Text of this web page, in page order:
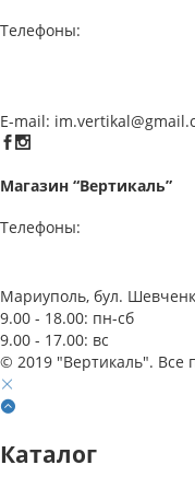
Телефоны:
E-mail:
Магазин “Вертикаль”
Телефоны:
Мариуполь, бул.
9.00 - 18.00: пн-сб
9.00 - 17.00: вс
© 2019 "Вертикаль".
Каталог